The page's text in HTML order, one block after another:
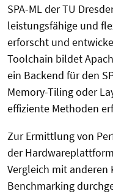
SPA-ML der TU
leistungsfähige und
erforscht und
Toolchain bildet
ein Backend für den
Memory-Tiling oder
effiziente Methoden
Zur Ermittlung von
der
Vergleich mit anderen
Benchmarking